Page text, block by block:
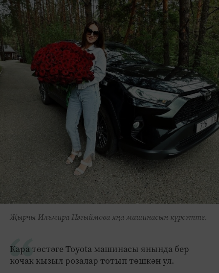
Җырчы Ильмира Нәгыймова яңа машинасын күрсәтте.
Кара төстәге Toyota машинасы янында бер
кочак кызыл розалар тотып төшкән ул.